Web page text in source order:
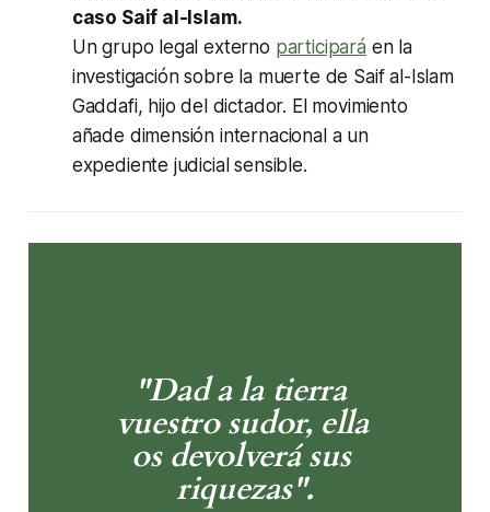
caso Saif al-Islam.
Un grupo legal externo participará en la
investigación sobre la muerte de Saif al-Islam
Gaddafi, hijo del dictador. El movimiento
añade dimensión internacional a un
expediente judicial sensible.
"Dad a la tierra
vuestro sudor, ella
os devolverá sus
riquezas".